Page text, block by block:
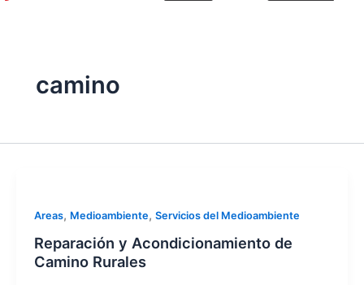
camino
Areas, Medioambiente, Servicios del Medioambiente
Reparación y Acondicionamiento de
Camino Rurales